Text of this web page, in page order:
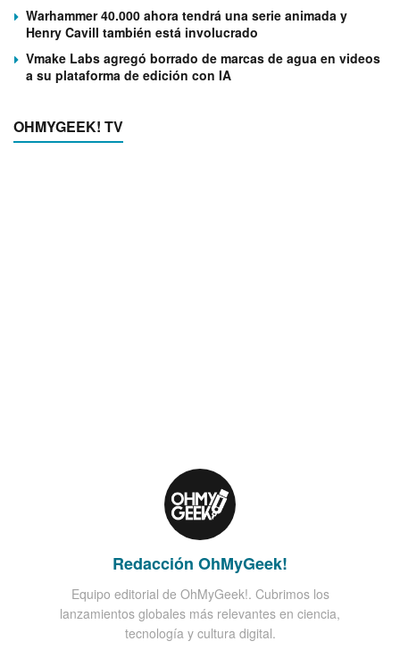
Warhammer 40.000 ahora tendrá una serie animada y
Henry Cavill también está involucrado
Vmake Labs agregó borrado de marcas de agua en videos
a su plataforma de edición con IA
OHMYGEEK! TV
Redacción OhMyGeek!
Equipo editorial de OhMyGeek!. Cubrimos los
lanzamientos globales más relevantes en ciencia,
tecnología y cultura digital.